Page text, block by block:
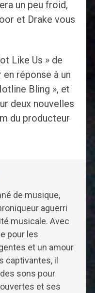
un peu froid,
et Drake vous
Like Us » de
réponse à un
Bling », et
deux nouvelles
du producteur
de musique,
aguerri
musicale. Avec
pour les
et un amour
captivantes, il
sons pour
et ses